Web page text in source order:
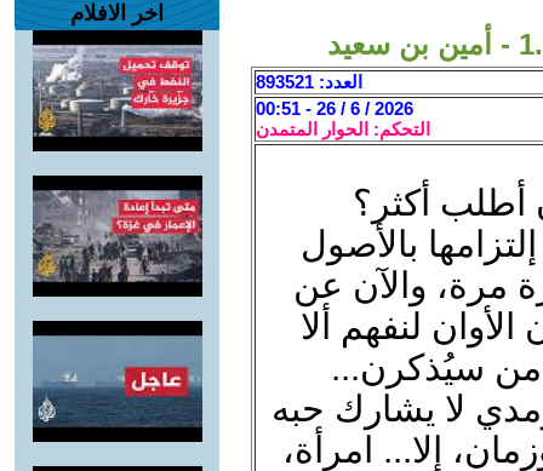
العدد: 893521
2026 / 6 / 26 - 00:51
التحكم: الحوار المتمدن
أطلب أكثر؟
بالأصول
مرة، والآن عن
لنفهم ألا
سيُذكرن...
لا يشارك حبه
إلا... امرأة،
اخر الافلام